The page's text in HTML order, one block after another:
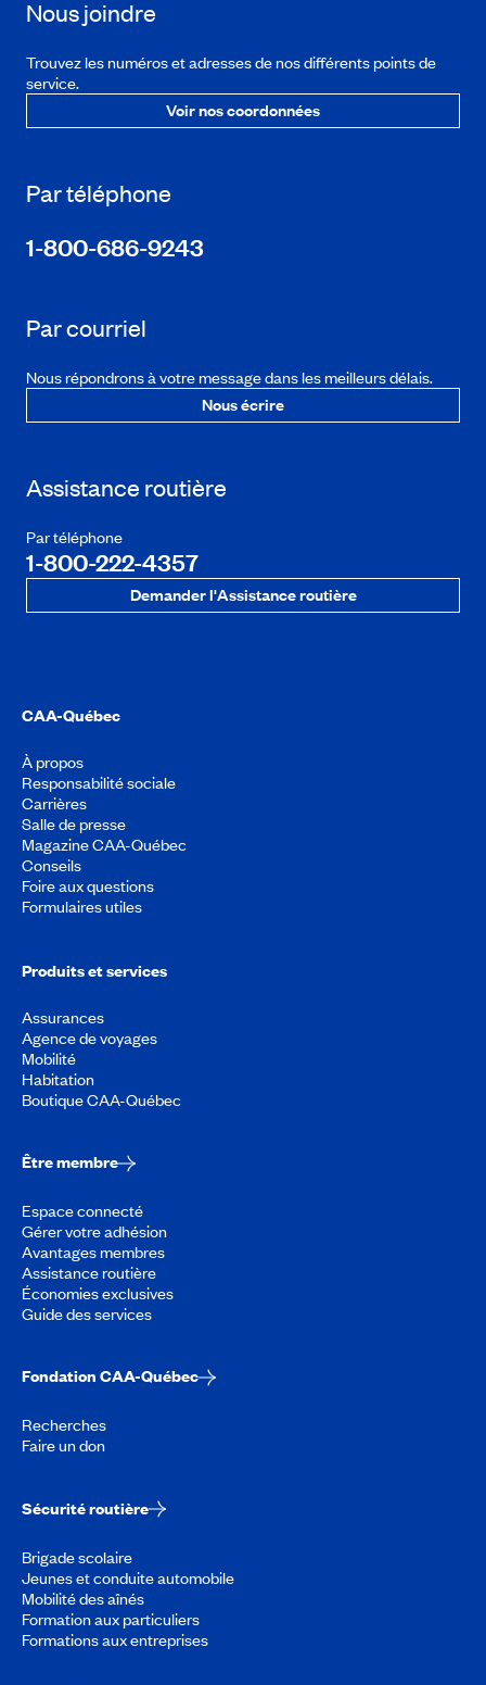
Nous joindre
Trouvez les numéros et adresses de nos différents points de
service.
Voir nos coordonnées
Par téléphone
1-800-686-9243
Par courriel
Nous répondrons à votre message dans les meilleurs délais.
Nous écrire
Assistance routière
Par téléphone
1-800-222-4357
Demander l'Assistance routière
CAA-Québec
À propos
Responsabilité sociale
Carrières
Salle de presse
Magazine CAA-Québec
Conseils
Foire aux questions
Formulaires utiles
Produits et services
Assurances
Agence de voyages
Mobilité
Habitation
Boutique CAA-Québec
Être membre
Espace connecté
Gérer votre adhésion
Avantages membres
Assistance routière
Économies exclusives
Guide des services
Fondation CAA-Québec
Recherches
Faire un don
Sécurité routière
Brigade scolaire
Jeunes et conduite automobile
Mobilité des aînés
Formation aux particuliers
Formations aux entreprises